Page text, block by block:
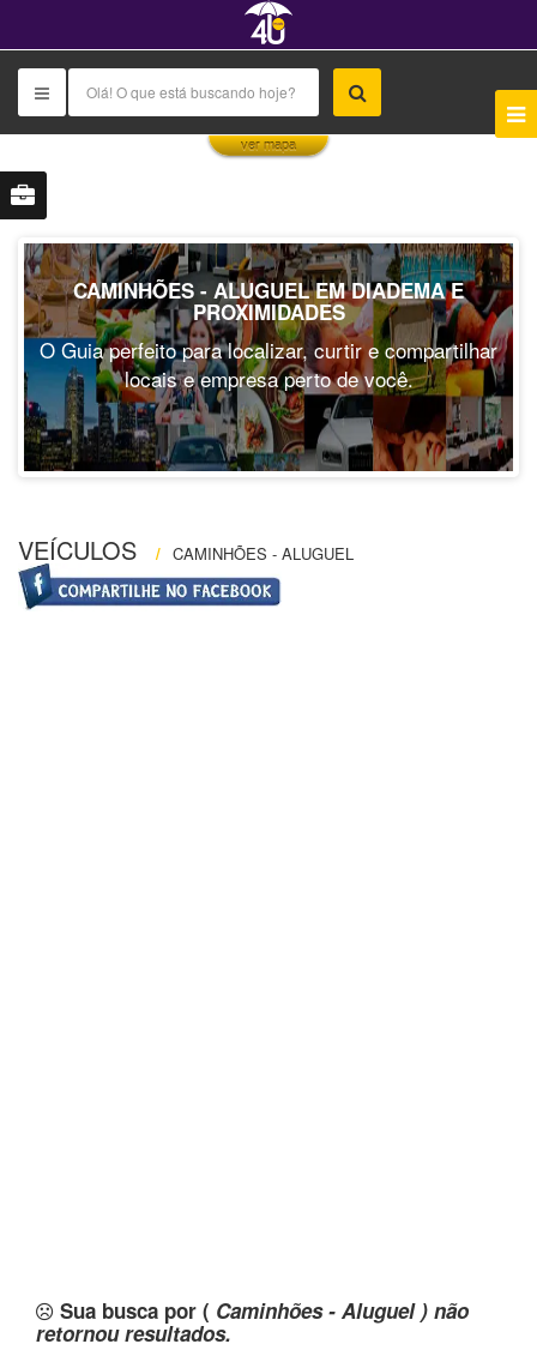
ver mapa
CAMINHÕES - ALUGUEL EM DIADEMA E
PROXIMIDADES
O Guia perfeito para localizar, curtir e compartilhar
locais e empresa perto de você.
VEÍCULOS / CAMINHÕES - ALUGUEL
Sua busca por ( Caminhões - Aluguel ) não
retornou resultados.